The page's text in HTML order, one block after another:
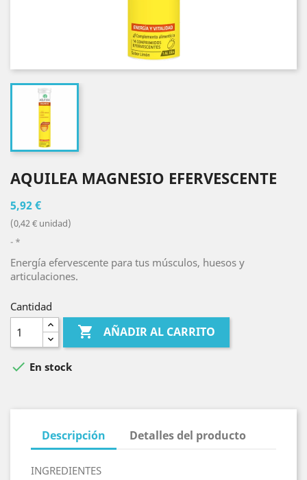
AQUILEA MAGNESIO EFERVESCENTE
5,92 €
(0,42 € unidad)
*
Energía efervescente para tus músculos, huesos y
articulaciones.
Cantidad
 AÑADIR AL CARRITO
 En stock
Descripción Detalles del producto
INGREDIENTES